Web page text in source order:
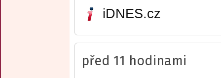
iDNES.cz
před 11 hodinami